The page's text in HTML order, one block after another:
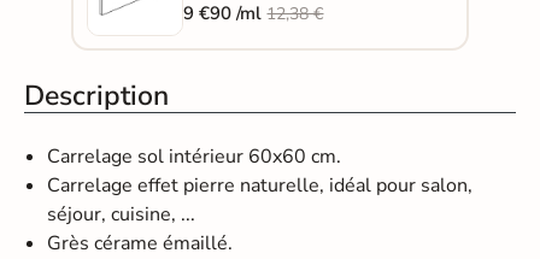
9 €90 /ml12,38 €
Description
Carrelage sol intérieur 60x60 cm.
Carrelage effet pierre naturelle, idéal pour salon,
séjour, cuisine, ...
Grès cérame émaillé.